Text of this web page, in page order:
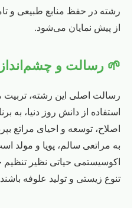
رشته در حفظ منابع طبیعی و
از پیش نمایان می‌شود.
🌱 رسالت و
رسالت اصلی این رشته، تربیت
استفاده از دانش روز دنیا، به
اصلاح، توسعه و احیای مراتع
به مراتعی سالم، پویا و مولد
اکوسیستمی حیاتی نظیر
تنوع زیستی و تولید علوفه